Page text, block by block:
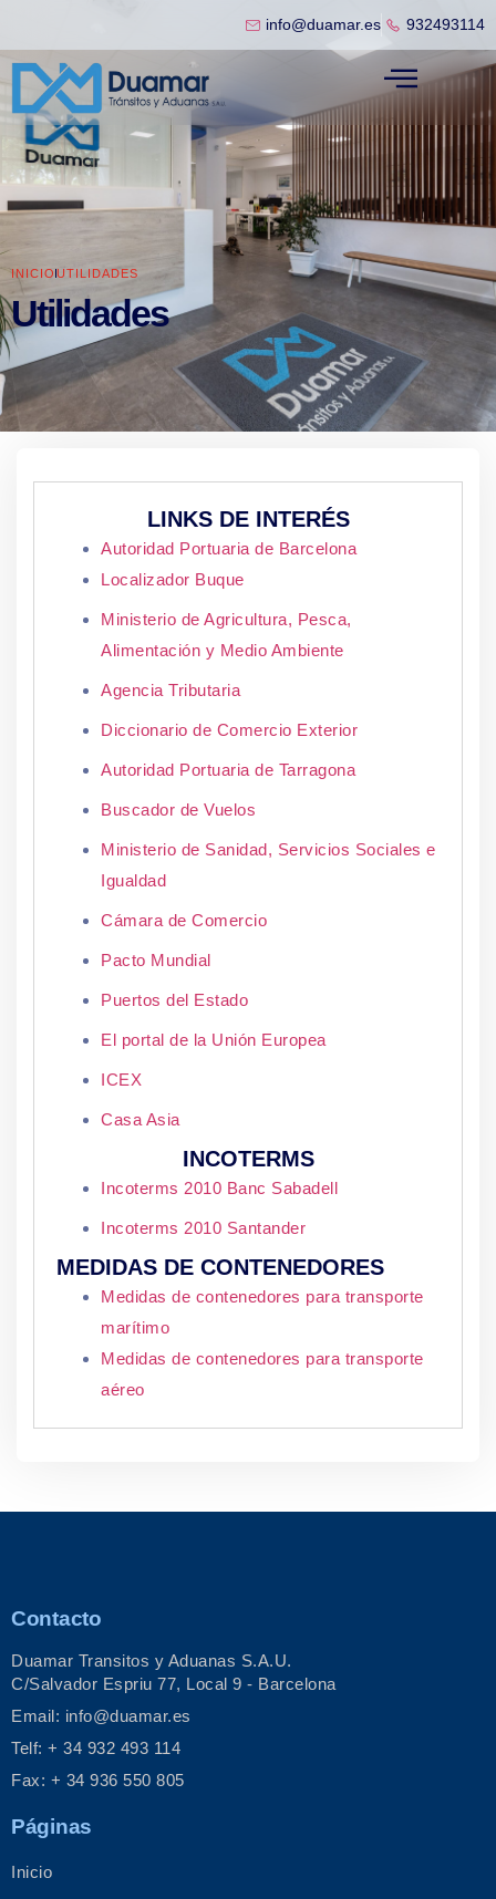
info@duamar.es 932493114
INICIO UTILIDADES
Utilidades
LINKS DE INTERÉS
Autoridad Portuaria de Barcelona
Localizador Buque
Ministerio de Agricultura, Pesca,
Alimentación y Medio Ambiente
Agencia Tributaria
Diccionario de Comercio Exterior
Autoridad Portuaria de Tarragona
Buscador de Vuelos
Ministerio de Sanidad, Servicios Sociales e
Igualdad
Cámara de Comercio
Pacto Mundial
Puertos del Estado
El portal de la Unión Europea
ICEX
Casa Asia
INCOTERMS
Incoterms 2010 Banc Sabadell
Incoterms 2010 Santander
MEDIDAS DE CONTENEDORES
Medidas de contenedores para transporte
marítimo
Medidas de contenedores para transporte
aéreo
Contacto
Duamar Transitos y Aduanas S.A.U.
C/Salvador Espriu 77, Local 9 - Barcelona
Email: info@duamar.es
Telf: + 34 932 493 114
Fax: + 34 936 550 805
Páginas
Inicio